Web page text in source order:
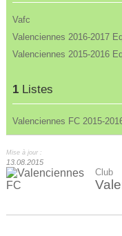
Vafc
Valenciennes 2016-2017
Valenciennes 2015-2016
1 Listes
Valenciennes FC 2015-
Mise à jour :
13.08.2015
Club